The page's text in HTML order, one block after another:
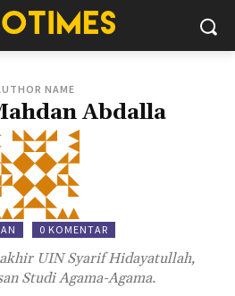
NAME
Abdalla
0 KOMENTAR
UIN Syarif Hidayatullah,
Studi Agama-Agama.